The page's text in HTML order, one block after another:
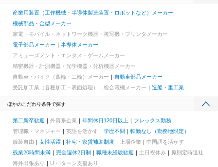
産業用装置（工作機械・半導体製造装置・ロボットなど）メーカー
機械部品・金型メーカー
家電・モバイル・ネットワーク機器・複写機・プリンタメーカー
電子部品メーカー
半導体メーカー
アミューズメント・エンタメ・ゲームメーカー
精密機器・計測機器・光学機器・分析機器メーカー
自動車・バイク（四輪・二輪）メーカー
自動車部品メーカー
受託加工業（各種加工・表面処理）
総合電機メーカー 造船・重工業
ほかのこだわり条件で探す
第二新卒歓迎 外資系企業 年間休日120日以上
フレックス勤務
管理職・マネジャー
英語を活かす 学歴不問
転勤なし（勤務地限定）
服装自由
女性活躍 社宅・家賃補助制度 上場企業
中国語を活かす
残業20時間未満
完全週休2日制 職種未経験歓迎 土日祝休み
原則定時退社
海外出張あり
U・Iターン支援あり